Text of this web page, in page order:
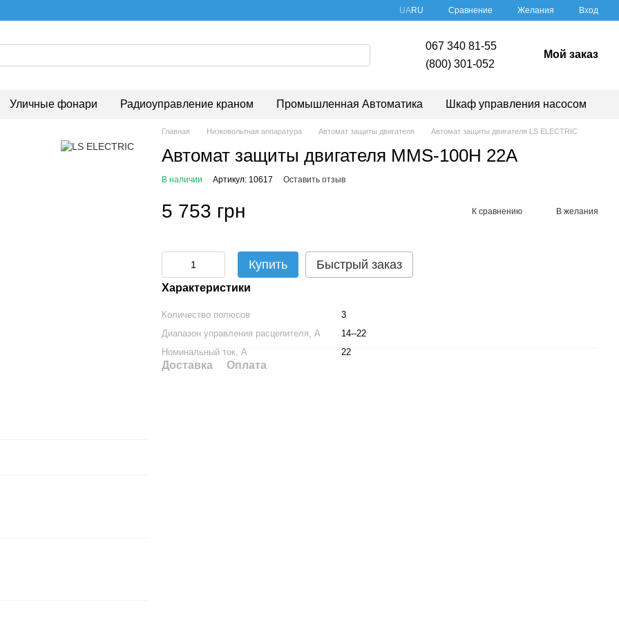
UARU Сравнение Желания Вход
067 340 81-55
(800) 301-052
Мой заказ
Уличные фонари Радиоуправление краном Промышленная Автоматика Шкаф управления насосом
Главная Низковольтная аппаратура Автомат защиты двигателя Автомат защиты двигателя LS ELECTRIC
Автомат защиты двигателя MMS-100H 22A
В наличии Артикул: 10617 Оставить отзыв
5 753 грн К сравнению В желания
Купить Быстрый заказ
Характеристики
Количество полюсов
3
Диапазон управления расцепителя, А
14--22
Номинальный ток, А
22
Доставка Оплата